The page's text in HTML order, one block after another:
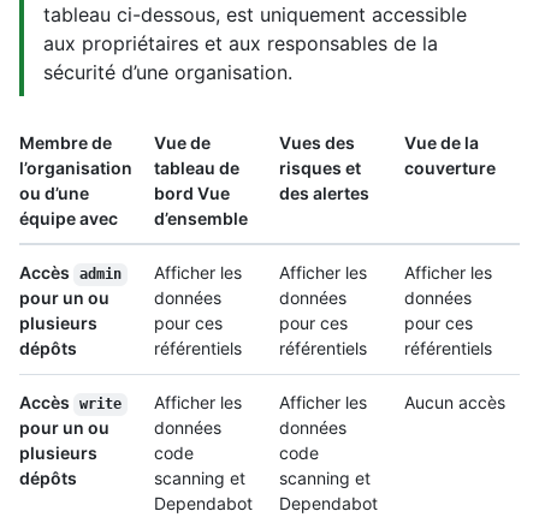
tableau ci-dessous, est uniquement accessible
aux propriétaires et aux responsables de la
sécurité d’une organisation.
Membre de
l’organisation
ou d’une
équipe avec
Vue de
tableau de
bord Vue
d’ensemble
Vues des
risques et
des alertes
Vue de la
couverture
Accès admin
pour un ou
plusieurs
dépôts
Afficher les
données
pour ces
référentiels
Afficher les
données
pour ces
référentiels
Afficher les
données
pour ces
référentiels
Accès write
pour un ou
plusieurs
dépôts
Afficher les
données
code
scanning et
Dependabot
Afficher les
données
code
scanning et
Dependabot
Aucun accès